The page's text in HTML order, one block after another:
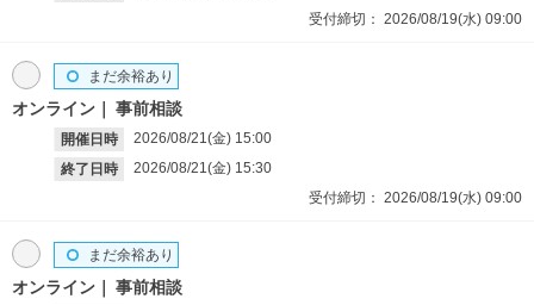
受付締切： 2026/08/19(水) 09:00
オンライン 事前相談
開催日時 2026/08/21(金) 15:00
終了日時
2026/08/21(金) 15:30
まだ余裕あり
受付締切： 2026/08/19(水) 09:00
オンライン 事前相談
まだ余裕あり